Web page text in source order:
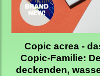
Copic acrea -
Copic-Familie:
deckenden,